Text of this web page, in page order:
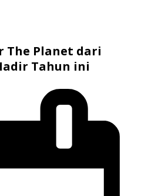
The Planet dari
Tahun ini